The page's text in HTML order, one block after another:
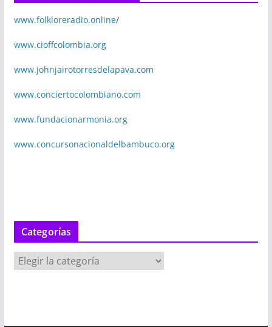
www.folkloreradio.online/
www.cioffcolombia.org
www.johnjairotorresdelapava.com
www.conciertocolombiano.com
www.fundacionarmonia.org
www.concursonacionaldelbambuco.org
Categorías